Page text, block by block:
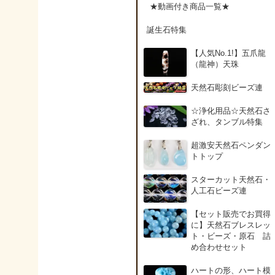
産日長石）
アンフィボールインク
ォーツ(Amphibole)
アンフィボールロック/
ye）
インカローズ（ロード
クロサイト/
インディアンアゲート
ndian Agate)
★動画付き商品一覧★
誕生石特集
【人気No.1!】五爪龍
（龍神）天珠
天然石彫刻ビーズ連
☆浄化用品☆天然石さ
ざれ、タンブル特集
超激安天然石ペンダン
トトップ
スターカット天然石・
人工石ビーズ連
【セット販売でお買得
に】天然石ブレスレッ
ト・ビーズ・原石 詰
め合わせセット
ハートの形、ハート模